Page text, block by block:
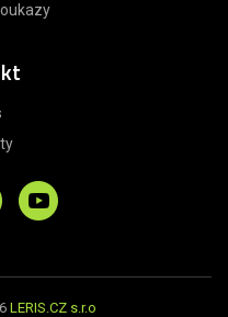
LERIS.CZ s.r.o